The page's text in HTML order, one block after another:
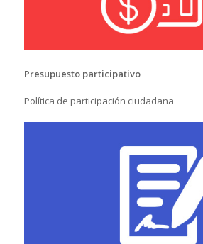
Presupuesto participativo
Política de participación ciudadana